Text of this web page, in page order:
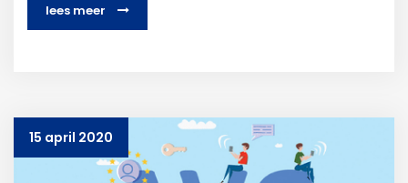
lees meer
15 april 2020